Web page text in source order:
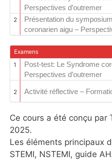
Perspectives d’outremer
2
Présentation du
coronarien aigu –
Examens
1
Post-test: Le Syndrome
Perspectives d’outremer
2 Activité réflective –
Ce cours a été conçu par
2025.
Les éléments principaux
STEMI, NSTEMI, guide